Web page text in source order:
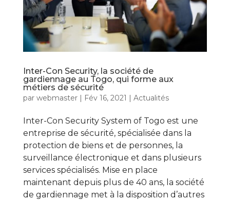
Inter-Con Security, la société de
gardiennage au Togo, qui forme aux
métiers de sécurité
par webmaster| Fév 16, 2021 | Actualités
Inter-Con Security System of Togo est une
entreprise de sécurité, spécialisée dans la
protection de biens et de personnes, la
surveillance électronique et dans plusieurs
services spécialisés. Mise en place
maintenant depuis plus de 40 ans, la société
de gardiennage met à la disposition d’autres